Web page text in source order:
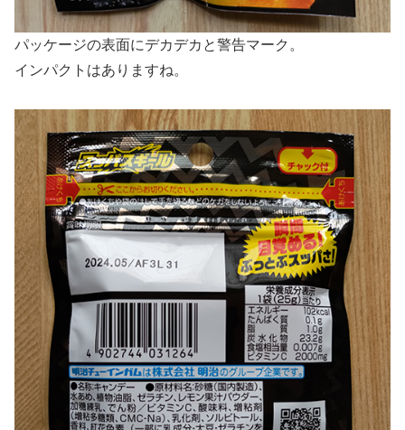
パッケージの表面にデカデカと警告マーク。
インパクトはありますね。